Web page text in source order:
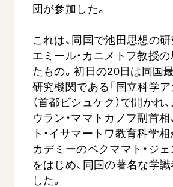
【被爆証言】「原爆の子」として
広島県 早志百…
2026.08.06
SDGs 平和 動
団が参加した。
これは、同国で池田思想の
エミール・カニメトフ教授
たもの。初日の20日は同国
研究機関である「国立科学ア
（首都ビシュケク）で開かれ
ウラン・ママトカノフ副首相
ト・イサマートワ教育科学
カデミーのベクママト・ジ
をはじめ、同国の著名な学
した。